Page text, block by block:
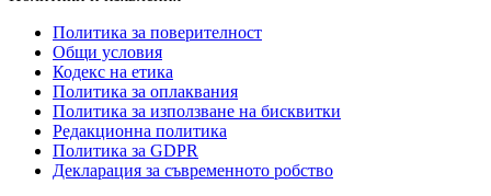
Политика за поверителност
Общи условия
Кодекс на етика
Политика за оплаквания
Политика за използване на бисквитки
Редакционна политика
Политика за GDPR
Декларация за съвременното робство